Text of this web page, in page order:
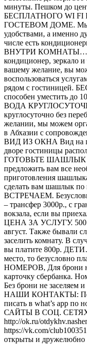
минуты. Пешком до
БЕСПЛАТНОГО WI
ГОСТЕВОМ ДОМЕ. Мы
удобствами, а именно
числе есть
ВНУТРИ КОМНАТЫ… В
кондиционер,
вашему желание, вы
воспользоваться
рядом с
способен уместить
ВОДА
круглосуточно без
желании, мы можем
в Абхазии с
ВИД ИЗ ОКНА Вид на
дворе гостиницы
ГОТОВЬТЕ ШАШЛЫК
предложить вам все
приготовления
сделать вам шашлык
ВСТРЕЧАЕМ.
– трансфер 3000р., с
вокзала, если вы
ЦЕНА ЗА УСЛУГУ. 500
август. Также бывали
заселить комнату. В
вы платите 800р.
место, то безусловно
НОМЕРОВ, Для брони
карточку сбербанка.
Без брони не заселяем
НАШИ КОНТАКТЫ: По
писать в what’s app
САЙТЫ В СОЦ.
http://ok.ru/
https://vk.com/
открыты и дружелюбно